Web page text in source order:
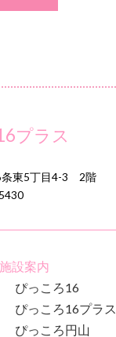
プラス
条東5丁目4-3 2階
施設案内
ぴっころ16
ぴっころ16プラス
ぴっころ円山